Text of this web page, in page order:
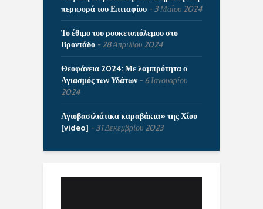
περιφορά του Επιταφίου
3 Μαΐου 2024
Το έθιμο του ρουκετοπόλεμου στο
Βροντάδο
28 Απριλίου 2024
Θεοφάνεια 2024: Με λαμπρότητα ο
Αγιασμός των Υδάτων
6 Ιανουαρίου
2024
Αγιοβασιλιάτικα καραβάκια» της Χίου
[video]
31 Δεκεμβρίου 2023